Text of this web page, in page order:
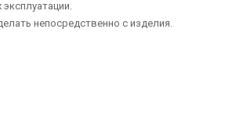
непосредственно с изделия.